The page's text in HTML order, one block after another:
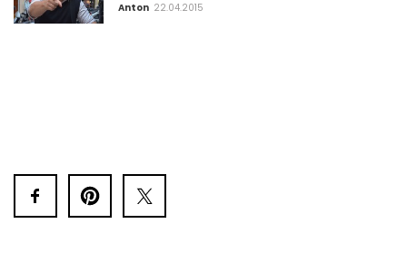
Anton 22.04.2015